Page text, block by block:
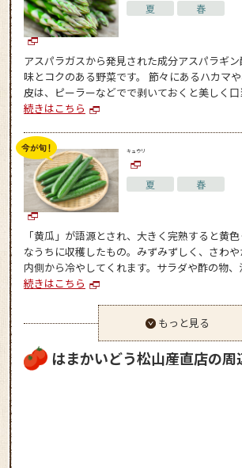
夏 春
アスパラガスから発見された成分アスパラギ
味とコクのある野菜です。 節々にあるハカマ
皮は、ピーラーなどでで剥いておくと美しく
続きはこちら
キュウリ
夏 春
「黄瓜」が語源とされ、大きく完熟すると黄
なうちに収穫したもの。みずみずしく、さわ
内側から冷やしてくれます。サラダや酢の物
続きはこちら
もっと見る
はまかいどう松山産直店の周